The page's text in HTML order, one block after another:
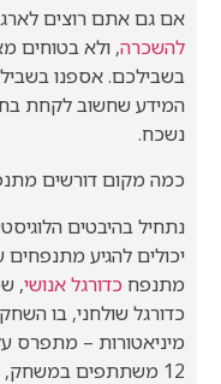
אם גם אתם רוצים
להשכרה, ולא בטוחים
בשבילכם. אספנו
המידע שחשוב לקחת
נשכח.
כמה מקום דורשים
נתחיל בהיבטים
יכולים להגיע
מתנפח כדורגל אנושי,
כדורגל שולחני, בו